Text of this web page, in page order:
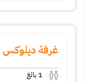
غرفة
1 بالغ